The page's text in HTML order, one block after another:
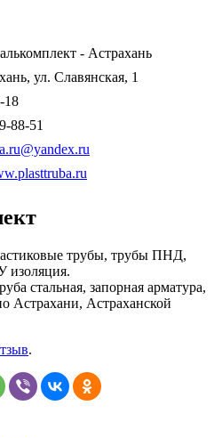
- Астрахань
ул. Славянская, 1
18
88-51
трубы, трубы ПНД,
изоляция.
стальная, запорная арматура,
Астрахани, Астраханской
.